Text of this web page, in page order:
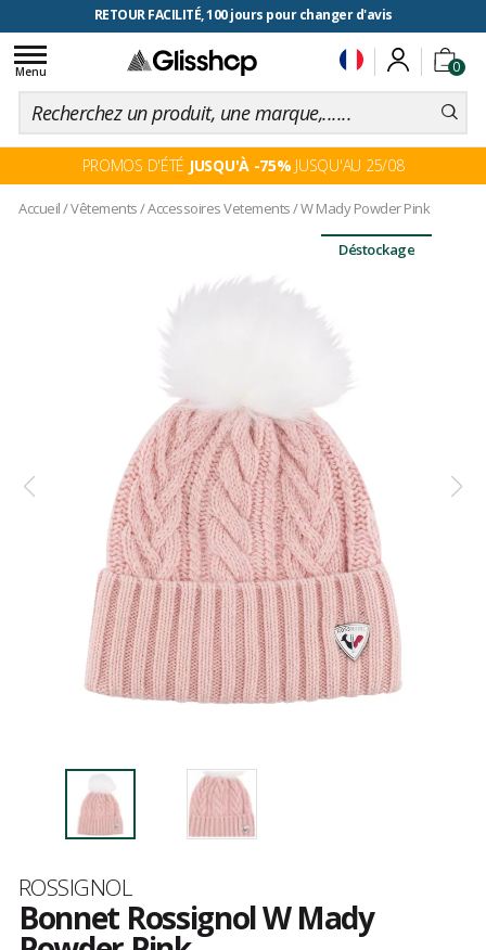
RETOUR FACILITÉ, 100 jours pour changer d'avis
0
Toggle
navigation
Menu
PROMOS D'ÉTÉ JUSQU'À -75% JUSQU'AU 25/08
Accueil/Vêtements/Accessoires Vetements/W Mady Powder Pink
Déstockage
Marque
ROSSIGNOL
Bonnet Rossignol W Mady